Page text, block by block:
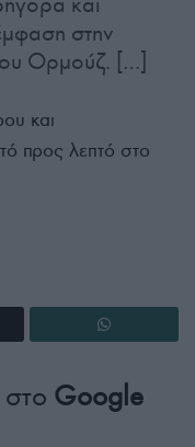
στην
Ορμούζ. […]
και
προς λεπτό στο
Google